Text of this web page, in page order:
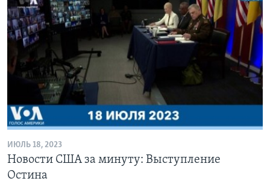
ИЮЛЬ 18, 2023
Новости США за минуту: Выступление
Остина